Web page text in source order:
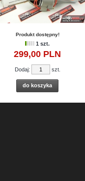
Produkt dostępny!
1 szt.
299,00 PLN
Dodaj: szt.
do koszyka